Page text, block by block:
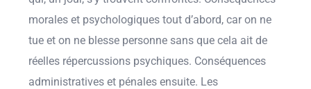
morales et psychologiques tout d’abord, car on ne
tue et on ne blesse personne sans que cela ait de
réelles répercussions psychiques. Conséquences
administratives et pénales ensuite. Les